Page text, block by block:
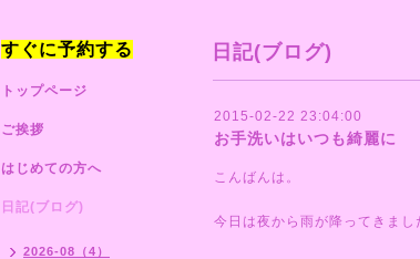
日記(ブログ)
2015-02-22 23:04:00
お手洗いはいつも綺麗に
こんばんは。
今日は夜から雨が降ってきまし
すぐに予約する
トップページ
ご挨拶
はじめての方へ
日記(ブログ)
2026-08（4）